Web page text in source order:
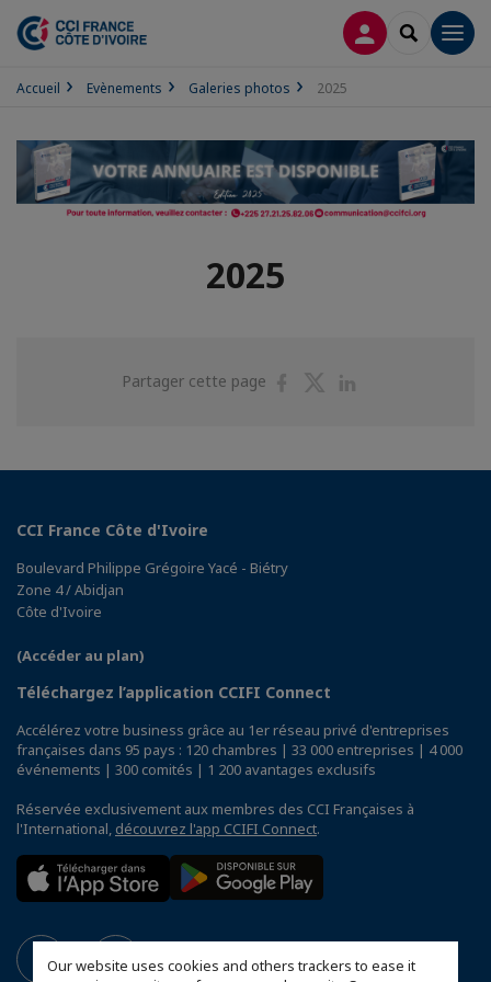
Our website uses cookies and others trackers to ease it
CONNEXION
Accueil Evènements Galeries photos 2025
2025
Partager cette page
PartagerPartager
CCI France Côte d'Ivoire
Boulevard Philippe Grégoire Yacé - Biétry
Zone 4 / Abidjan
Côte d'Ivoire
(Accéder au plan)
Téléchargez l’application CCIFI Connect
Accélérez votre business grâce au 1er réseau privé d'entreprises
françaises dans 95 pays : 120 chambres | 33 000 entreprises | 4 000
événements | 300 comités | 1 200 avantages exclusifs
Réservée exclusivement aux membres des CCI Françaises à
l'International, découvrez l'app CCIFI Connect.